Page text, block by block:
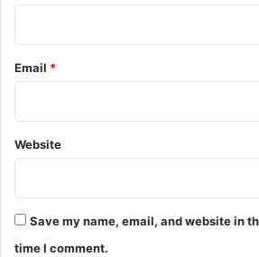
Email *
Website
Save my name, email, and website in
time I comment.